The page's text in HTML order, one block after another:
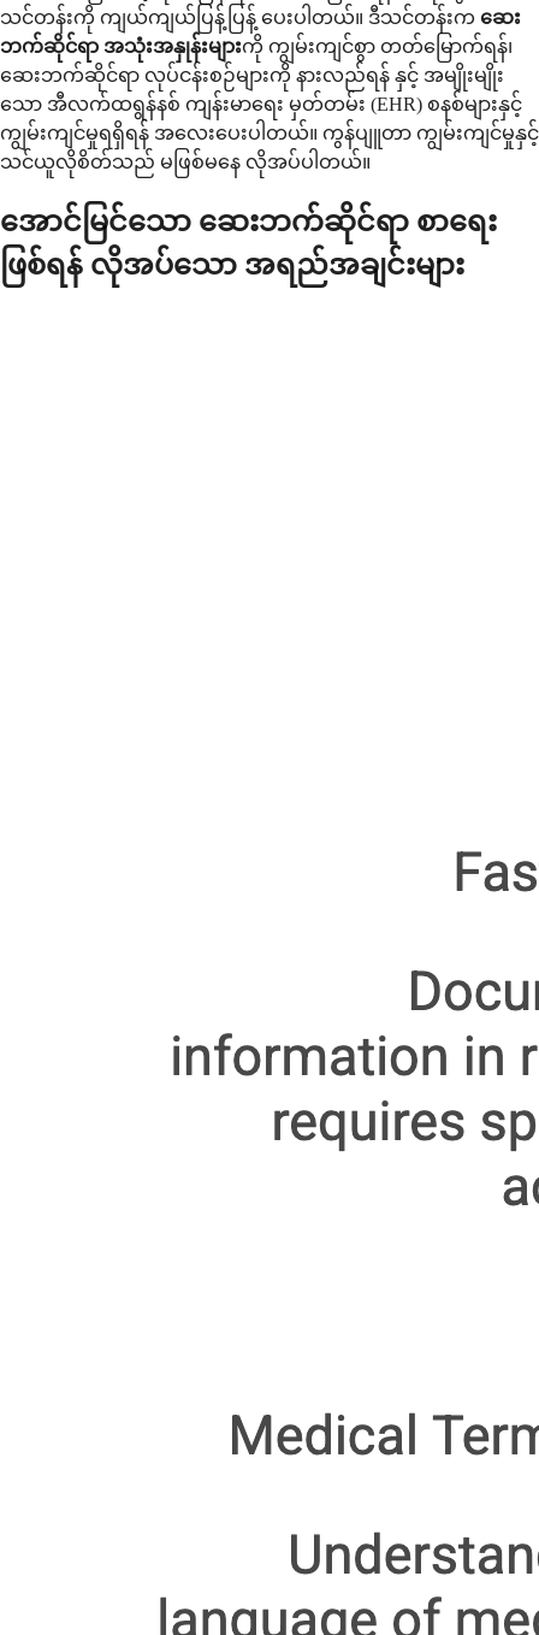
သင်တန်းကို ကျယ်ကျယ်ပြန့်ပြန့် ပေးပါတယ်။ ဒီသင်တန်းက ဆေး
ဘက်ဆိုင်ရာ အသုံးအနှုန်းများကို ကျွမ်းကျင်စွာ တတ်မြောက်ရန်၊
ဆေးဘက်ဆိုင်ရာ လုပ်ငန်းစဉ်များကို နားလည်ရန် နှင့် အမျိုးမျိုး
သော အီလက်ထရွန်နစ် ကျန်းမာရေး မှတ်တမ်း (EHR) စနစ်များနှင့်
ကျွမ်းကျင်မှုရရှိရန် အလေးပေးပါတယ်။ ကွန်ပျူတာ ကျွမ်းကျင်မှုနှင့်
သင်ယူလိုစိတ်သည် မဖြစ်မနေ လိုအပ်ပါတယ်။
အောင်မြင်သော ဆေးဘက်ဆိုင်ရာ စာရေး
ဖြစ်ရန် လိုအပ်သော အရည်အချင်းများ